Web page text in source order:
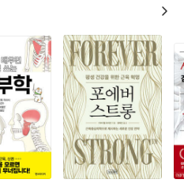
마사지 / 대퇴근막장근 마사지
족저근 마사지 / 전경골근 마사지
셔닝 : 내측광근 마사지 / 대퇴근막
방 : 대흉근 마사지 / 능형근 마사지